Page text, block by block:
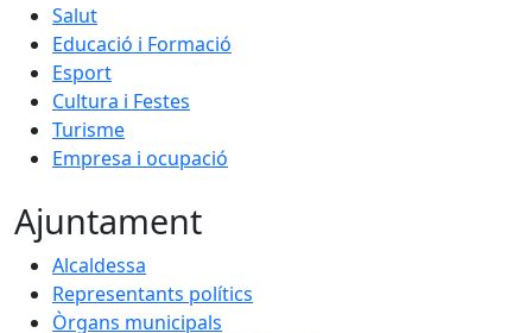
Salut
Educació i Formació
Esport
Cultura i Festes
Turisme
Empresa i ocupació
Ajuntament
Alcaldessa
Representants polítics
Òrgans municipals